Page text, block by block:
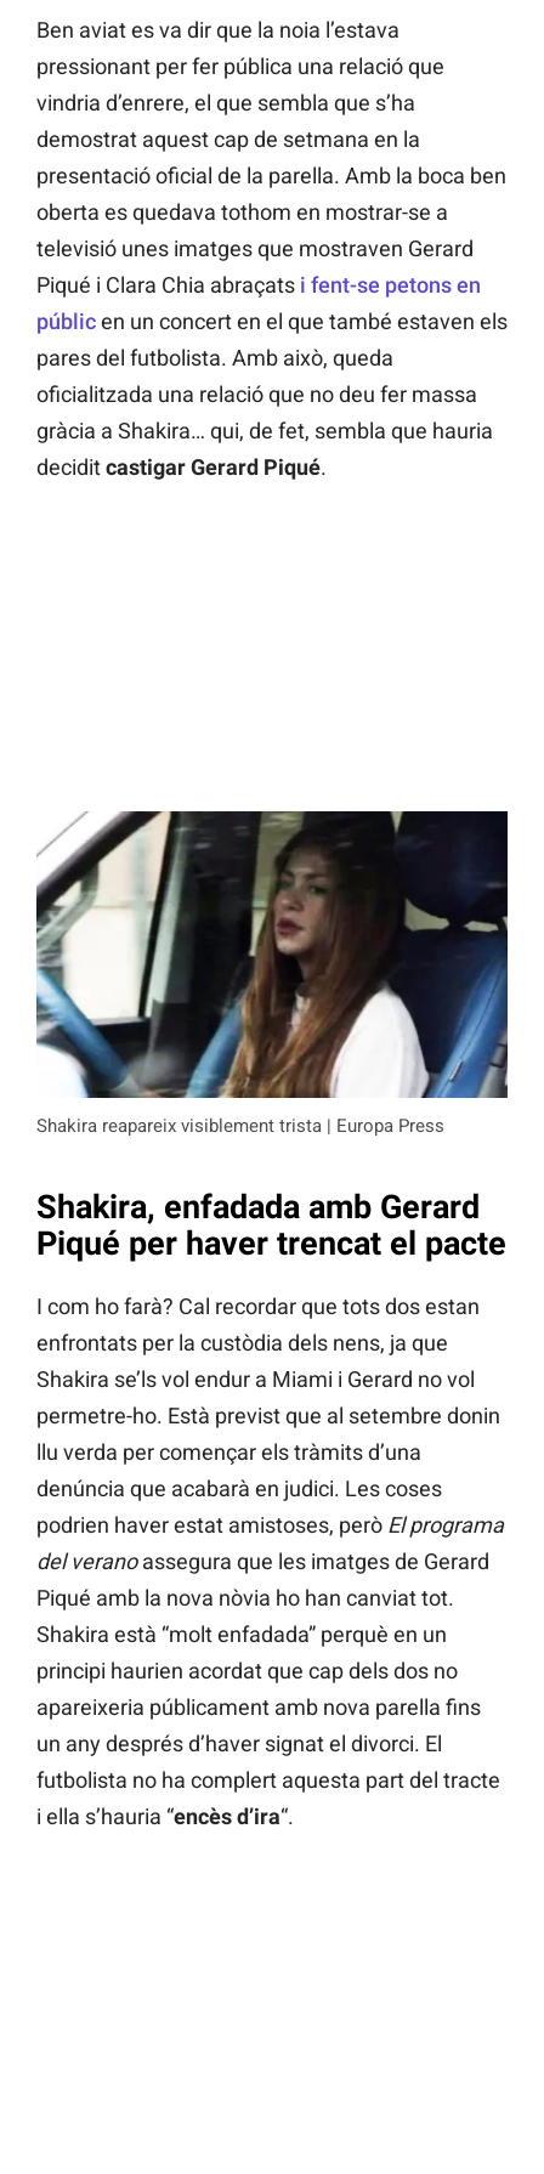
Ben aviat es va dir que la noia l’estava
pressionant per fer pública una relació que
vindria d’enrere, el que sembla que s’ha
demostrat aquest cap de setmana en la
presentació oficial de la parella. Amb la boca ben
oberta es quedava tothom en mostrar-se a
televisió unes imatges que mostraven Gerard
Piqué i Clara Chia abraçats i fent-se petons en
públicen un concert en el que també estaven els
pares del futbolista. Amb això, queda
oficialitzada una relació que no deu fer massa
gràcia a Shakira… qui, de fet, sembla que hauria
deciditcastigar Gerard Piqué.
Shakira reapareix visiblement trista | Europa Press
Shakira, enfadada amb Gerard
Piqué per haver trencat el pacte
I com ho farà? Cal recordar que tots dos estan
enfrontats per la custòdia dels nens, ja que
Shakira se’ls vol endur a Miami i Gerard no vol
permetre-ho. Està previst que al setembre donin
llu verda per començar els tràmits d’una
denúncia que acabarà en judici. Les coses
podrien haver estat amistoses, però El programa
del veranoassegura que les imatges de Gerard
Piqué amb la nova nòvia ho han canviat tot.
Shakira està “molt enfadada” perquè en un
principi haurien acordat que cap dels dos no
apareixeria públicament amb nova parella fins
un any després d’haver signat el divorci. El
futbolista no ha complert aquesta part del tracte
i ella s’hauria “encès d’ira“.